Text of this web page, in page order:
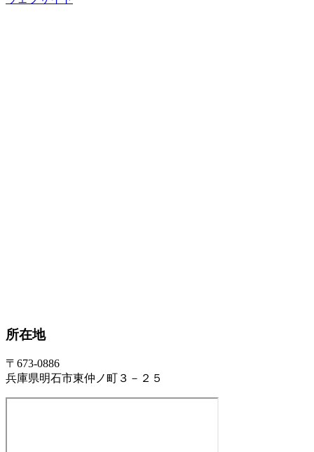
所在地
〒673-0886
兵庫県明石市東仲ノ町３－２５